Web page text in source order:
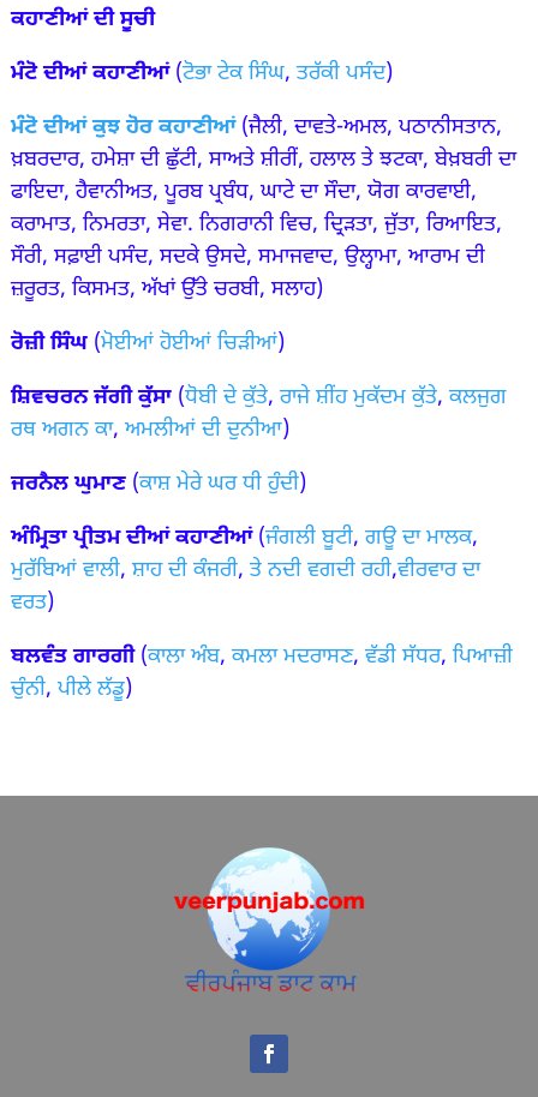
ਕਹਾਣੀਆਂ ਦੀ ਸੂਚੀ
ਮੰਟੋ ਦੀਆਂ ਕਹਾਣੀਆਂ(ਟੋਭਾ ਟੇਕ ਸਿੰਘ,ਤਰੱਕੀ ਪਸੰਦ)
ਮੰਟੋ ਦੀਆਂ ਕੁਝ ਹੋਰ ਕਹਾਣੀਆਂ(ਜੈਲੀ, ਦਾਵਤੇ-ਅਮਲ, ਪਠਾਨੀਸਤਾਨ,
ਖ਼ਬਰਦਾਰ, ਹਮੇਸ਼ਾ ਦੀ ਛੁੱਟੀ, ਸਾਅਤੇ ਸ਼ੀਰੀਂ, ਹਲਾਲ ਤੇ ਝਟਕਾ, ਬੇਖ਼ਬਰੀ ਦਾ
ਫਾਇਦਾ, ਹੈਵਾਨੀਅਤ, ਪੂਰਬ ਪ੍ਰਬੰਧ, ਘਾਟੇ ਦਾ ਸੌਦਾ, ਯੋਗ ਕਾਰਵਾਈ,
ਕਰਾਮਾਤ, ਨਿਮਰਤਾ, ਸੇਵਾ. ਨਿਗਰਾਨੀ ਵਿਚ, ਦ੍ਰਿੜਤਾ, ਜੁੱਤਾ, ਰਿਆਇਤ,
ਸੌਰੀ, ਸਫ਼ਾਈ ਪਸੰਦ, ਸਦਕੇ ਉਸਦੇ, ਸਮਾਜਵਾਦ, ਉਲ੍ਹਾਮਾ, ਆਰਾਮ ਦੀ
ਜ਼ਰੂਰਤ, ਕਿਸਮਤ, ਅੱਖਾਂ ਉੱਤੇ ਚਰਬੀ, ਸਲਾਹ)
ਰੋਜ਼ੀ ਸਿੰਘ(ਮੋਈਆਂ ਹੋਈਆਂ ਚਿੜੀਆਂ)
ਸ਼ਿਵਚਰਨ ਜੱਗੀ ਕੁੱਸਾ(ਧੋਬੀ ਦੇ ਕੁੱਤੇ,ਰਾਜੇ ਸ਼ੀਂਹ ਮੁਕੱਦਮ ਕੁੱਤੇ,ਕਲਜੁਗ
ਰਥ ਅਗਨ ਕਾ,ਅਮਲੀਆਂ ਦੀ ਦੁਨੀਆ)
ਜਰਨੈਲ ਘੁਮਾਣ(ਕਾਸ਼ ਮੇਰੇ ਘਰ ਧੀ ਹੁੰਦੀ)
ਅੰਮ੍ਰਿਤਾ ਪ੍ਰੀਤਮ ਦੀਆਂ ਕਹਾਣੀਆਂ(ਜੰਗਲੀ ਬੂਟੀ,ਗਊ ਦਾ ਮਾਲਕ,
ਮੁਰੱਬਿਆਂ ਵਾਲੀ,ਸ਼ਾਹ ਦੀ ਕੰਜਰੀ,ਤੇ ਨਦੀ ਵਗਦੀ ਰਹੀ,ਵੀਰਵਾਰ ਦਾ
ਵਰਤ)
ਬਲਵੰਤ ਗਾਰਗੀ(ਕਾਲਾ ਅੰਬ,ਕਮਲਾ ਮਦਰਾਸਣ,ਵੱਡੀ ਸੱਧਰ,ਪਿਆਜ਼ੀ
ਚੁੰਨੀ,ਪੀਲੇ ਲੱਡੂ)